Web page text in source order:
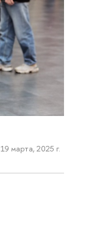
19 марта, 2025 г.